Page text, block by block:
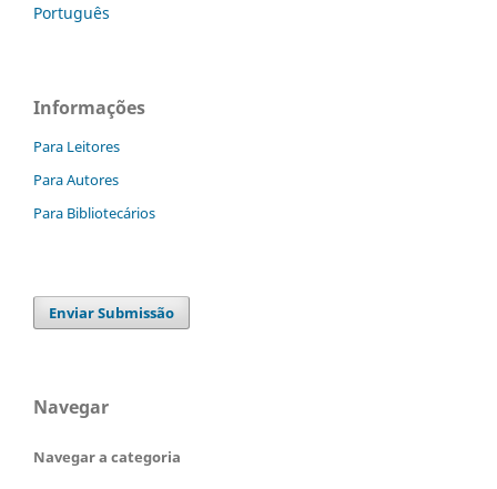
Português
Informações
Para Leitores
Para Autores
Para Bibliotecários
Enviar Submissão
Navegar
Navegar a categoria